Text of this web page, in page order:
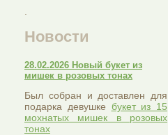
Новости
28.02.2026 Новый букет из
мишек в розовых тонах
Был собран и доставлен для
подарка девушке букет из 15
мохнатых мишек в розовых
тонах